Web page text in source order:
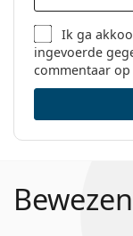
Ik ga
ingevoerde
commentaar